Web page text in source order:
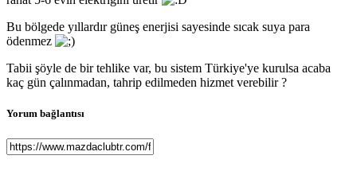
Bu bölgede yıllardır güneş enerjisi sayesinde sıcak suya para
ödenmez
Tabii şöyle de bir tehlike var, bu sistem Türkiye'ye kurulsa acaba
kaç gün çalınmadan, tahrip edilmeden hizmet verebilir ?
Yorum bağlantısı